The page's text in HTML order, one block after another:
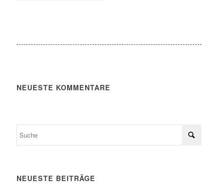
NEUESTE KOMMENTARE
NEUESTE BEITRÄGE